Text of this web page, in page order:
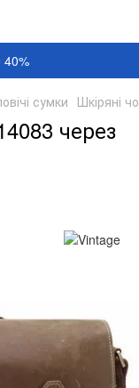
сумки Шкіряні
через